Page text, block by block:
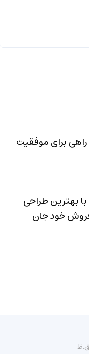
برای موفقیت
بهترین طراحی
فروش خود جان